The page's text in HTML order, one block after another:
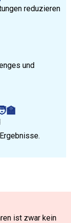
reduzieren
und
ist zwar kein